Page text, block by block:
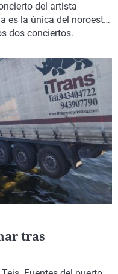
del artista
es la única del noroeste
dos conciertos.
tras